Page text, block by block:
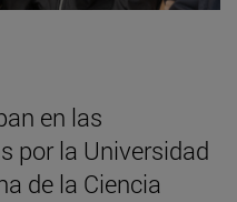
en las
por la Universidad
de la Ciencia